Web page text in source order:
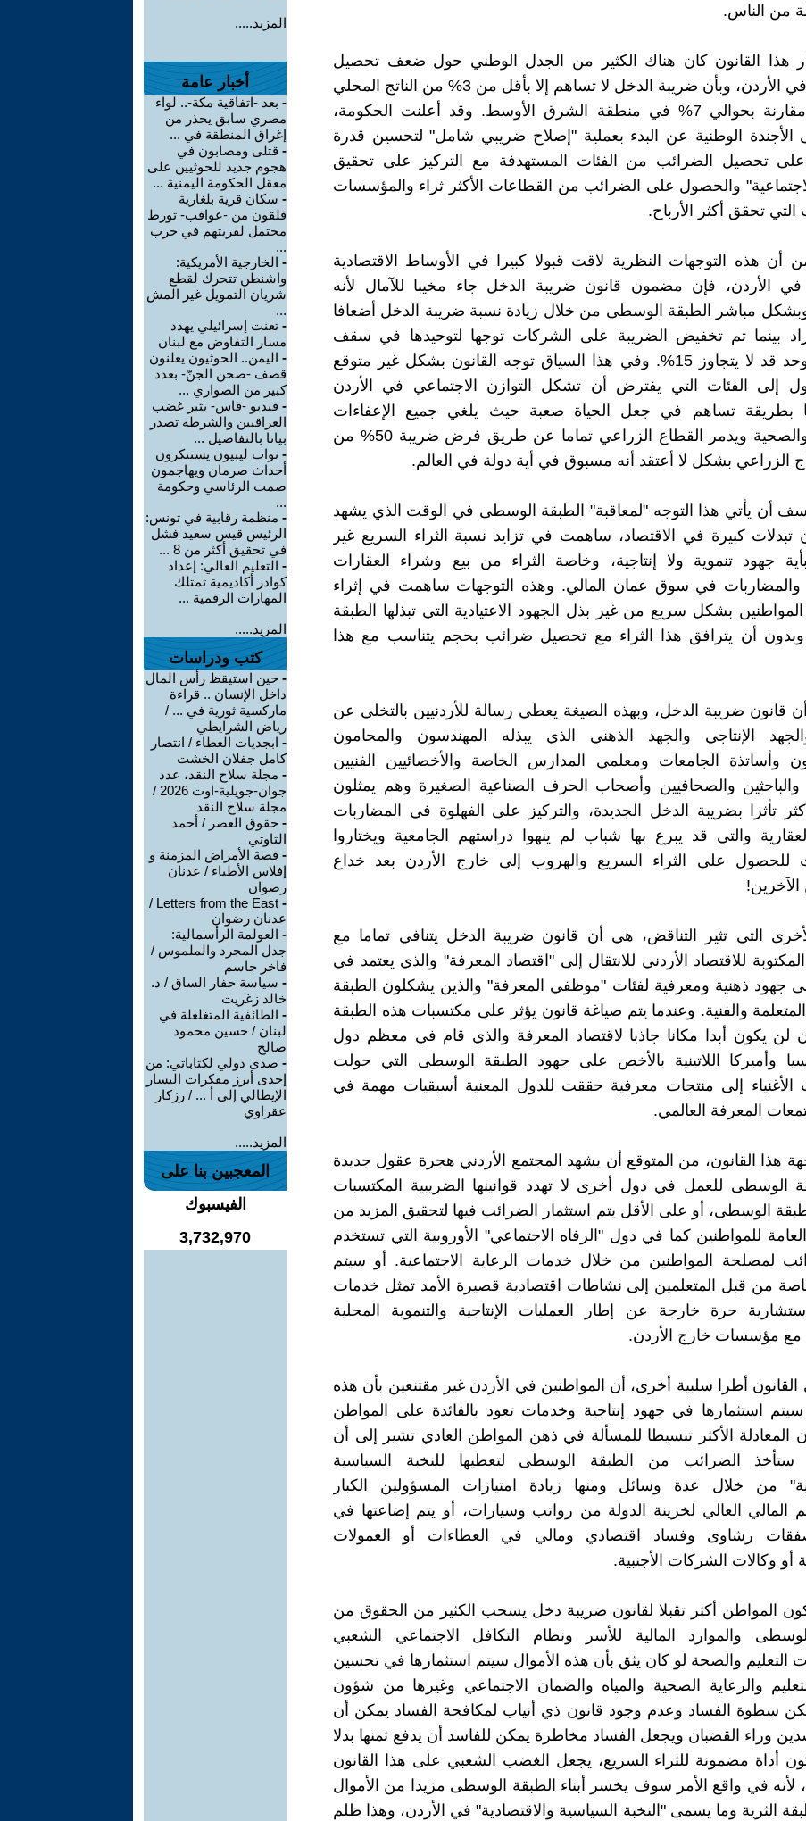
من الناس.
هذا القانون كان هناك الكثير من الجدل الوطني حول ضعف تحصيل
الضرائب في الأردن، وبأن ضريبة الدخل لا تساهم إلا بأقل من 3% من الناتج المحلي
الإجمالي مقارنة بحوالي 7% في منطقة الشرق الأوسط. وقد أعلنت الحكومة،
الأجندة الوطنية عن البدء بعملية "إصلاح ضريبي شامل" لتحسين قدرة
على تحصيل الضرائب من الفئات المستهدفة مع التركيز على تحقيق
والحصول على الضرائب من القطاعات الأكثر ثراء والمؤسسات
تحقق أكثر الأرباح.
أن هذه التوجهات النظرية لاقت قبولا كبيرا في الأوساط الاقتصادية
في الأردن، فإن مضمون قانون ضريبة الدخل جاء مخيبا للآمال لأنه
مباشر الطبقة الوسطى من خلال زيادة نسبة ضريبة الدخل أضعافا
بينما تم تخفيض الضريبة على الشركات توجها لتوحيدها في سقف
ضريبي موحد قد لا يتجاوز 15%. وفي هذا السياق توجه القانون بشكل غير متوقع
إلى الفئات التي يفترض أن تشكل التوازن الاجتماعي في الأردن
بطريقة تساهم في جعل الحياة صعبة حيث يلغي جميع الإعفاءات
التعليمية والصحية ويدمر القطاع الزراعي تماما عن طريق فرض ضريبة 50% من
الزراعي بشكل لا أعتقد أنه مسبوق في أية دولة في العالم.
أن يأتي هذا التوجه "لمعاقبة" الطبقة الوسطى في الوقت الذي يشهد
تبدلات كبيرة في الاقتصاد، ساهمت في تزايد نسبة الثراء السريع غير
جهود تنموية ولا إنتاجية، وخاصة الثراء من بيع وشراء العقارات
والمضاربات في سوق عمان المالي. وهذه التوجهات ساهمت في إثراء
بشكل سريع من غير بذل الجهود الاعتيادية التي تبذلها الطبقة
أن يترافق هذا الثراء مع تحصيل ضرائب بحجم يتناسب مع هذا
قانون ضريبة الدخل، وبهذه الصيغة يعطي رسالة للأردنيين بالتخلي عن
والجهد الإنتاجي والجهد الذهني الذي يبذله المهندسون والمحامون
وأساتذة الجامعات ومعلمي المدارس الخاصة والأخصائيين الفنيين
والباحثين والصحافيين وأصحاب الحرف الصناعية الصغيرة وهم يمثلون
تأثرا بضريبة الدخل الجديدة، والتركيز على الفهلوة في المضاربات
والتي قد يبرع بها شباب لم ينهوا دراستهم الجامعية ويختاروا
للحصول على الثراء السريع والهروب إلى خارج الأردن بعد خداع
الآخرين!
التي تثير التناقض، هي أن قانون ضريبة الدخل يتنافي تماما مع
المكتوبة للاقتصاد الأردني للانتقال إلى "اقتصاد المعرفة" والذي يعتمد في
جهود ذهنية ومعرفية لفئات "موظفي المعرفة" والذين يشكلون الطبقة
والفنية. وعندما يتم صياغة قانون يؤثر على مكتسبات هذه الطبقة
لن يكون أبدا مكانا جاذبا لاقتصاد المعرفة والذي قام في معظم دول
وأميركا اللاتينية بالأخص على جهود الطبقة الوسطى التي حولت
الأغنياء إلى منتجات معرفية حققت للدول المعنية أسبقيات مهمة في
المعرفة العالمي.
هذا القانون، من المتوقع أن يشهد المجتمع الأردني هجرة عقول جديدة
الوسطى للعمل في دول أخرى لا تهدد قوانينها الضريبية المكتسبات
الوسطى، أو على الأقل يتم استثمار الضرائب فيها لتحقيق المزيد من
للمواطنين كما في دول "الرفاه الاجتماعي" الأوروبية التي تستخدم
لمصلحة المواطنين من خلال خدمات الرعاية الاجتماعية. أو سيتم
من قبل المتعلمين إلى نشاطات اقتصادية قصيرة الأمد تمثل خدمات
حرة خارجة عن إطار العمليات الإنتاجية والتنموية المحلية
مع مؤسسات خارج الأردن.
أطرا سلبية أخرى، أن المواطنين في الأردن غير مقتنعين بأن هذه
استثمارها في جهود إنتاجية وخدمات تعود بالفائدة على المواطن
المعادلة الأكثر تبسيطا للمسألة في ذهن المواطن العادي تشير إلى أن
ستأخذ الضرائب من الطبقة الوسطى لتعطيها للنخبة السياسية
من خلال عدة وسائل ومنها زيادة امتيازات المسؤولين الكبار
المالي العالي لخزينة الدولة من رواتب وسيارات، أو يتم إضاعتها في
رشاوى وفساد اقتصادي ومالي في العطاءات أو العمولات
أو وكالات الشركات الأجنبية.
المواطن أكثر تقبلا لقانون ضريبة دخل يسحب الكثير من الحقوق من
والموارد المالية للأسر ونظام التكافل الاجتماعي الشعبي
والصحة لو كان يثق بأن هذه الأموال سيتم استثمارها في تحسين
والرعاية الصحية والمياه والضمان الاجتماعي وغيرها من شؤون
ولكن سطوة الفساد وعدم وجود قانون ذي أنياب لمكافحة الفساد يمكن أن
وراء القضبان ويجعل الفساد مخاطرة يمكن للفاسد أن يدفع ثمنها بدلا
أداة مضمونة للثراء السريع، يجعل الغضب الشعبي على هذا القانون
لأنه في واقع الأمر سوف يخسر أبناء الطبقة الوسطى مزيدا من الأموال
الثرية وما يسمى "النخبة السياسية والاقتصادية" في الأردن، وهذا ظلم
المزيد.....
أخبار عامة
- بعد -اتفاقية مكة-.. لواء
مصري سابق يحذر من
إغراق المنطقة في ...
- قتلى ومصابون في
هجوم جديد للحوثيين على
معقل الحكومة اليمنية ...
- سكان قرية بلغارية
قلقون من -عواقب- تورط
محتمل لقريتهم في حرب
...
- الخارجية الأمريكية:
واشنطن تتحرك لقطع
شريان التمويل غير المش
...
- تعنت إسرائيلي يهدد
مسار التفاوض مع لبنان
- اليمن.. الحوثيون يعلنون
قصف -صحن الجنّ- بعدد
كبير من الصواري ...
- فيديو -قاس- يثير غضب
العراقيين والشرطة تصدر
بيانا بالتفاصيل ...
- نواب ليبيون يستنكرون
أحداث صرمان ويهاجمون
صمت الرئاسي وحكومة
...
- منظمة رقابية في تونس:
الرئيس قيس سعيد فشل
في تحقيق أكثر من 8 ...
- التعليم العالي: إعداد
كوادر أكاديمية تمتلك
المهارات الرقمية ...
المزيد.....
كتب ودراسات
- حين استيقظ رأس المال
داخل الإنسان .. قراءة
ماركسية ثورية في ... /
رياض الشرايطي
- ابجديات العطاء / انتصار
كامل جفلان الخشت
- مجلة سلاح النقد، عدد
جوان-جويلية-اوت 2026 /
مجلة سلاح النقد
- حقوق العصر / أحمد
التاوتي
- قصة الأمراض المزمنة و
إفلاس الأطباء / عدنان
رضوان
-
Letters from the East /
عدنان رضوان
- العولمة الرأسمالية:
جدل المجرد والملموس /
فاخر جاسم
- سياسة حفار الساق / د.
خالد زغريت
- الطائفية المتغلغلة في
لبنان / حسين محمود
صالح
- صدى دولي لكتاباتي: من
إحدى أبرز مفكرات اليسار
الإيطالي إلى أ ... / رزكار
عقراوي
المزيد.....
المعجبين بنا على
الفيسبوك
3,732,970